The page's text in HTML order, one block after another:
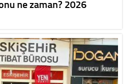
ne zaman? 2026